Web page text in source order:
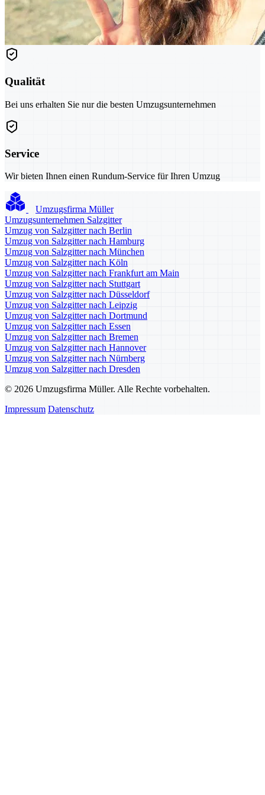
Qualität
Bei uns erhalten Sie nur die besten Umzugsunternehmen
Service
Wir bieten Ihnen einen Rundum-Service für Ihren Umzug
Umzugsfirma Müller
Umzugsunternehmen Salzgitter
Umzug von Salzgitter nach Berlin
Umzug von Salzgitter nach Hamburg
Umzug von Salzgitter nach München
Umzug von Salzgitter nach Köln
Umzug von Salzgitter nach Frankfurt am Main
Umzug von Salzgitter nach Stuttgart
Umzug von Salzgitter nach Düsseldorf
Umzug von Salzgitter nach Leipzig
Umzug von Salzgitter nach Dortmund
Umzug von Salzgitter nach Essen
Umzug von Salzgitter nach Bremen
Umzug von Salzgitter nach Hannover
Umzug von Salzgitter nach Nürnberg
Umzug von Salzgitter nach Dresden
© 2026 Umzugsfirma Müller. Alle Rechte vorbehalten.
Impressum Datenschutz